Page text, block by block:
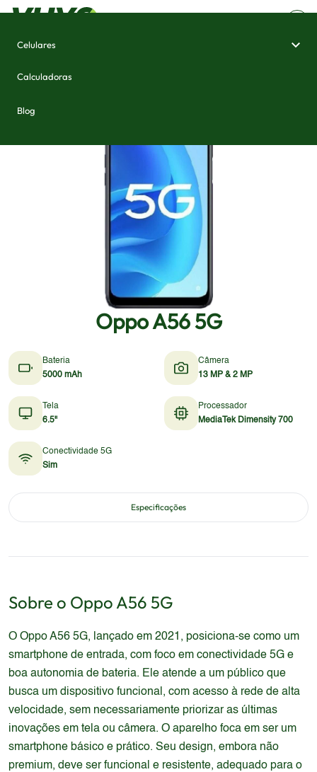
Celulares
Calculadoras
Blog
Oppo A56 5G
Bateria
5000 mAh
Câmera
13 MP & 2 MP
Tela
6.5"
Processador
MediaTek Dimensity 700
Conectividade 5G
Sim
Especificações
Sobre o Oppo A56 5G
O Oppo A56 5G, lançado em 2021, posiciona-se como um
smartphone de entrada, com foco em conectividade 5G e
boa autonomia de bateria. Ele atende a um público que
busca um dispositivo funcional, com acesso à rede de alta
velocidade, sem necessariamente priorizar as últimas
inovações em tela ou câmera. O aparelho foca em ser um
smartphone básico e prático. Seu design, embora não
premium, deve ser funcional e resistente, adequado para o